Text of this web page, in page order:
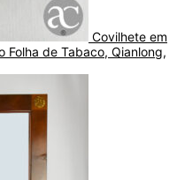
Covilhete em
Folha de Tabaco, Qianlong,